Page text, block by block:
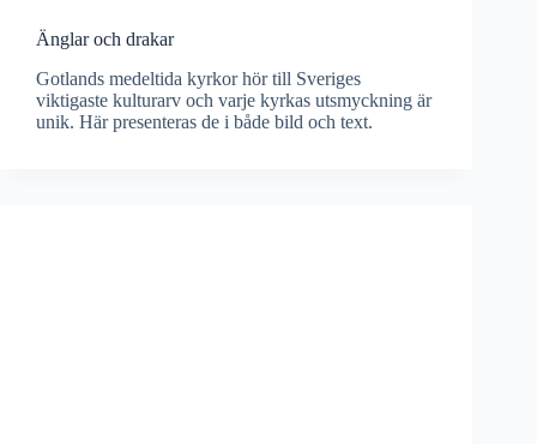
Änglar och drakar
Gotlands medeltida kyrkor hör till Sveriges
viktigaste kulturarv och varje kyrkas utsmyckning är
unik. Här presenteras de i både bild och text.